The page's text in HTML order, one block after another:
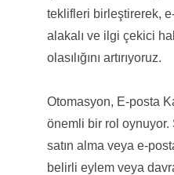
teklifleri birleştirerek, e-
alakalı ve ilgi çekici
olasılığını artırıyoruz.
Otomasyon, E-posta
önemli bir rol oynuyor.
satın alma veya e-
belirli eylem veya